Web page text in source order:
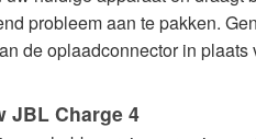
probleem aan te pakken.
de oplaadconnector in
JBL Charge 4